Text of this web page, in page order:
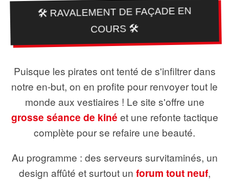
🛠️ RAVALEMENT DE FAÇADE EN
COURS 🛠️
Puisque les pirates ont tenté de s'infiltrer dans
notre en-but, on en profite pour renvoyer tout le
monde aux vestiaires ! Le site s'offre une
grosse séance de kiné et une refonte tactique
complète pour se refaire une beauté.
Au programme : des serveurs survitaminés, un
design affûté et surtout un forum tout neuf,